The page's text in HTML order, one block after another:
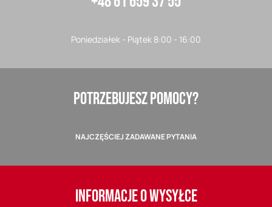
Poniedziałek - Piątek 8:00 - 16:00
POTRZEBUJESZ POMOCY?
NAJCZĘŚCIEJ ZADAWANE PYTANIA
INFORMACJE O WYSYŁCE